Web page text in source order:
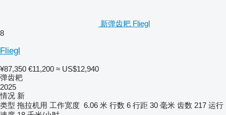
新弹齿耙 Fliegl
8
Fliegl
¥87,350 €11,200 ≈ US$12,940
弹齿耙
2025
情况 新
类型 拖拉机用 工作宽度 6.06 米 行数 6 行距 30 毫米 齿数 217 运行